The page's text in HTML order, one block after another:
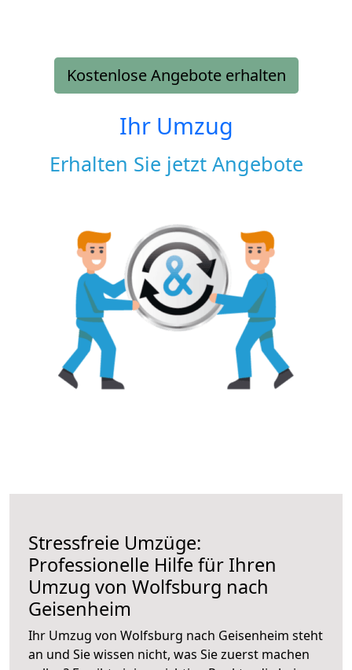
Kostenlose Angebote erhalten
Ihr Umzug
Erhalten Sie jetzt Angebote
Stressfreie Umzüge:
Professionelle Hilfe für Ihren
Umzug von Wolfsburg nach
Geisenheim
Ihr Umzug von Wolfsburg nach Geisenheim steht
an und Sie wissen nicht, was Sie zuerst machen